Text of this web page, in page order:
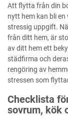
Att flytta från din
nytt hem kan bli en
stressig uppgift.
från ditt hem, är
av ditt hem ett
städfirma och
rengöring av
stressen som
Checklista
sovrum, kök